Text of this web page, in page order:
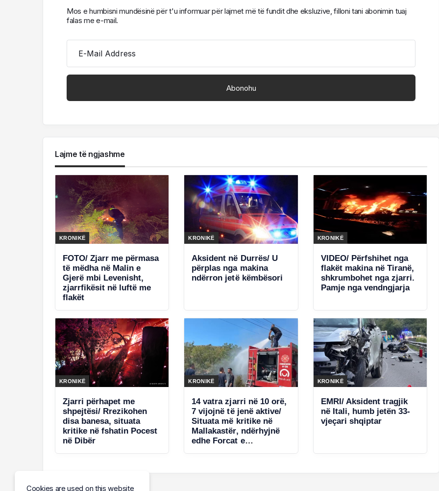
Mos e humbisni mundësinë për t'u informuar për lajmet më të fundit dhe eksluzive, filloni tani abonimin tuaj
falas me e-mail.
E-Mail Address
Lajme të ngjashme
KRONIKË
FOTO/ Zjarr me përmasa
të mëdha në Malin e
Gjerë mbi Levenisht,
zjarrfikësit në luftë me
flakët
KRONIKË
Aksident në Durrës/ U
përplas nga makina
ndërron jetë këmbësori
KRONIKË
VIDEO/ Përfshihet nga
flakët makina në Tiranë,
shkrumbohet nga zjarri.
Pamje nga vendngjarja
KRONIKË
Zjarri përhapet me
shpejtësi/ Rrezikohen
disa banesa, situata
kritike në fshatin Pocest
në Dibër
KRONIKË
14 vatra zjarri në 10 orë,
7 vijojnë të jenë aktive/
Situata më kritike në
Mallakastër, ndërhyjnë
edhe Forcat e
KRONIKË
EMRI/ Aksident tragjik
në Itali, humb jetën 33-
vjeçari shqiptar
Cookies are used on this website